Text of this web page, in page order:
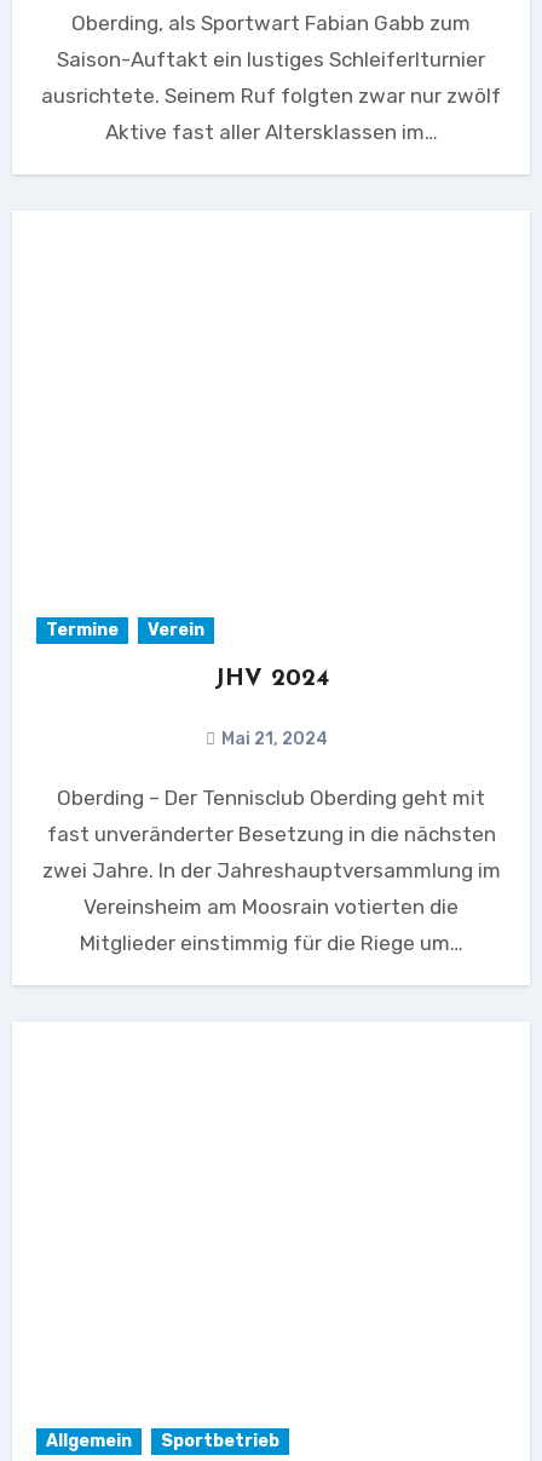
Oberding, als Sportwart Fabian Gabb zum
Saison-Auftakt ein lustiges Schleiferlturnier
ausrichtete. Seinem Ruf folgten zwar nur zwölf
Aktive fast aller Altersklassen im…
Termine Verein
JHV 2024
Mai 21, 2024
Oberding – Der Tennisclub Oberding geht mit
fast unveränderter Besetzung in die nächsten
zwei Jahre. In der Jahreshauptversammlung im
Vereinsheim am Moosrain votierten die
Mitglieder einstimmig für die Riege um…
Allgemein Sportbetrieb